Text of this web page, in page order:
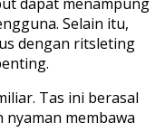
Selain itu,
dengan ritsleting
Tas ini berasal
nyaman membawa